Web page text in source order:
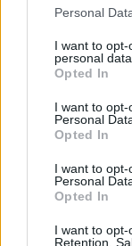
Please note that
not limited to
grant or deny
use your data for
consent section.
Personal
I want to
personal
Opted In
I want to
Personal
Opted In
I want to
Personal
Opted In
I want to opt-
Retention,
ISMÉT
JÁTSZÓTÉR
2026. június. 01. 15:33
játszóparkja.
FAÁPOLÁS ÉS
2026. január. 22.
Szakértői
megőrzése.